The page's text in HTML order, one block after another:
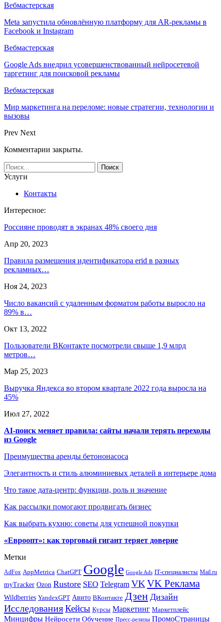
Вебмастерская
Meta запустила обновлённую платформу для AR-рекламы в
Facebook и Instagram
Вебмастерская
Google Ads внедрил усовершенствованный нейросетевой
таргетинг для поисковой рекламы
Вебмастерская
Мир маркетинга на переломе: новые стратегии, технологии и
вызовы
Prev Next
Комментарии закрыты.
Услуги
Контакты
Интересное:
Россияне проводят в экранах 48% своего дня
Апр 20, 2023
Правила размещения идентификатора erid в разных
рекламных…
Ноя 24, 2023
Число вакансий с удаленным форматом работы выросло на
89% в…
Окт 13, 2022
Пользователи ВКонтакте посмотрели свыше 1,9 млрд
метров…
Мар 25, 2023
Выручка Яндекса во втором квартале 2022 года выросла на
45%
Июл 27, 2022
AI-поиск меняет правила: сайты начали терять переходы
из Google
Преимущества аренды бетононасоса
Элегантность и стиль алюминиевых деталей в интерьере дома
Что такое дата-центр: функции, роль и значение
Как рассылки помогают продвигать бизнес
Как выбрать кухню: советы для успешной покупки
«Евроопт»: как торговый гигант теряет доверие
Метки
AdFox AppMetrica ChatGPT Google Google Ads IT-специалисты Mail.ru
myTracker Ozon Rustore SEO Telegram VKVK Реклама
Wildberries YandexGPT Авито ВКонтакте Дзен Дизайн
ИсследованияКейсы Курсы Маркетинг Маркетплейс
Минцифры Нейросети Обучение Пресс-релизы ПромоСтраницы